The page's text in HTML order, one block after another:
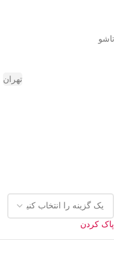
تهران
پاک کردن